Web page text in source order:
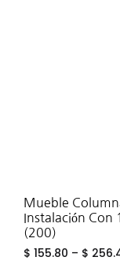
Mueble
Instalación Con
(200)
$ 155.80 – $